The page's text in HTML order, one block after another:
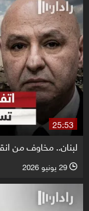
25:53
لبنان.. مخاوف من
l 29 يونيو 2026